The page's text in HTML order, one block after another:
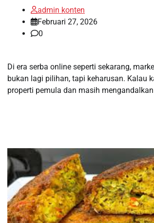
admin konten
Februari 27, 2026
0
Di era serba online seperti sekarang,
bukan lagi pilihan, tapi keharusan. Kalau
properti pemula dan masih